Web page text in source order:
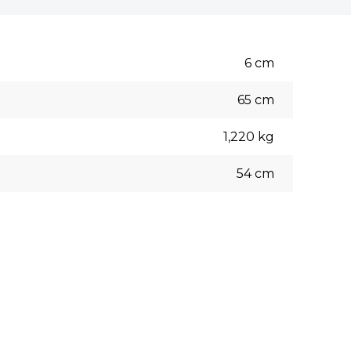
6 cm
65 cm
1,220 kg
54cm